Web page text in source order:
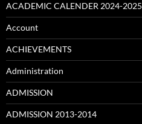
ACADEMIC CALENDER 2024-2025
Account
ACHIEVEMENTS
Administration
ADMISSION
ADMISSION 2013-2014